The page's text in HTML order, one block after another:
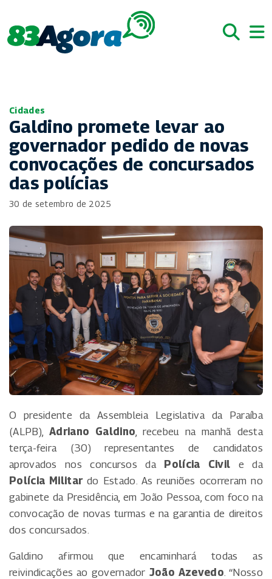
Cidades
Galdino promete levar ao
governador pedido de novas
convocações de concursados
das polícias
30 de setembro de 2025
O presidente da Assembleia Legislativa da Paraíba
(ALPB),Adriano Galdino , recebeu na manhã desta
terça-feira (30) representantes de candidatos
aprovados nos concursos da Polícia Civil e da
Polícia Militardo Estado. As reuniões ocorreram no
gabinete da Presidência, em João Pessoa, com foco na
convocação de novas turmas e na garantia de direitos
dos concursados.
Galdino afirmou que encaminhará todas as
reivindicações ao governador João Azevedo . “Nosso